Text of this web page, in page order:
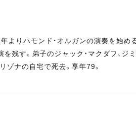
りハモンド・オルガンの演奏を始
す。弟子のジャック・マクダフ、ジ
ゾナの自宅で死去。享年79。